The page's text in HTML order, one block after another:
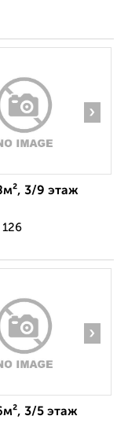
›
3/9 этаж
›
3/5 этаж